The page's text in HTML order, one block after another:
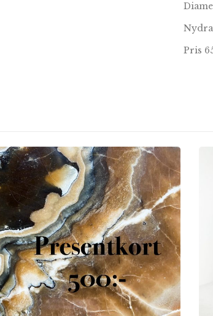
Pris